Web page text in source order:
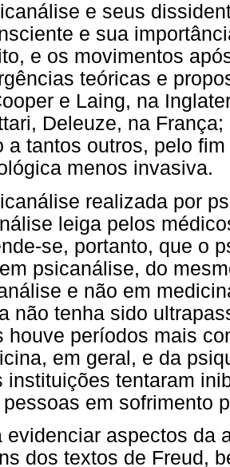
e seus
e sua
e os movimentos
teóricas e
e Laing, na
Deleuze, na
a tantos outros, pelo
menos invasiva.
realizada por
leiga pelos
se, portanto, que o
psicanálise, do
e não em
não tenha sido
houve períodos mais
em geral, e da
instituições tentaram
pessoas em sofrimento
evidenciar aspectos da
dos textos de Freud,